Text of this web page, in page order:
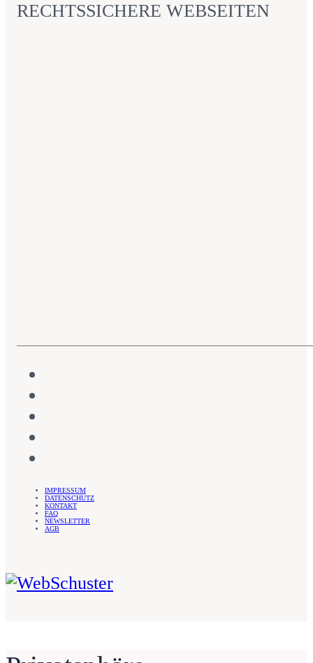
RECHTSSICHERE WEBSEITEN
IMPRESSUM
DATENSCHUTZ
KONTAKT
FAQ
NEWSLETTER
AGB